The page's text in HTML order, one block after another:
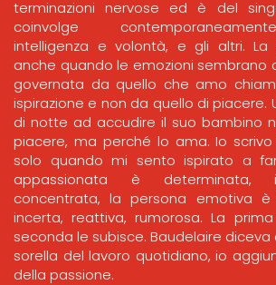
terminazioni nervose ed è del
coinvolge
intelligenza e volontà, e gli altri. La
anche quando le emozioni sembrano
governata da quello che amo
ispirazione e non da quello di piacere.
di notte ad accudire il suo bambino
piacere, ma perché lo ama. Io
solo quando mi sento ispirato a
appassionata è determinata,
concentrata, la persona emotiva è
incerta, reattiva, rumorosa. La
seconda le subisce. Baudelaire diceva
sorella del lavoro quotidiano, io
della passione.